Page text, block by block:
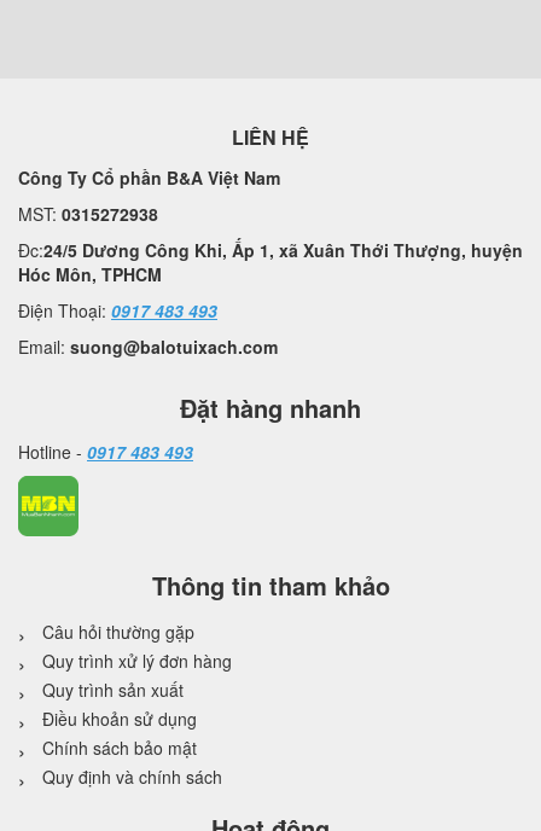
LIÊN HỆ
Công Ty Cổ phần B&A Việt Nam
MST: 0315272938
Đc:24/5 Dương Công Khi, Ấp 1, xã Xuân Thới Thượng, huyện
Hóc Môn, TPHCM
Điện Thoại: 0917 483 493
Email: suong@balotuixach.com
Đặt hàng nhanh
Hotline - 0917 483 493
Thông tin tham khảo
Câu hỏi thường gặp
Quy trình xử lý đơn hàng
Quy trình sản xuất
Điều khoản sử dụng
Chính sách bảo mật
Quy định và chính sách